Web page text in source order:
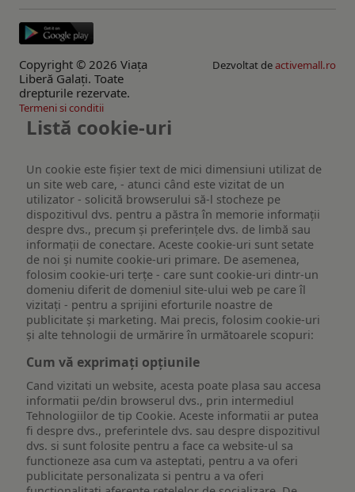
Copyright © 2026 Viaţa
Liberă Galaţi. Toate
drepturile rezervate.
Dezvoltat deactivemall.ro
Termeni si conditii
Listă cookie-uri
Un cookie este fişier text de mici dimensiuni utilizat de
un site web care, - atunci când este vizitat de un
utilizator - solicită browserului să-l stocheze pe
dispozitivul dvs. pentru a păstra în memorie informații
despre dvs., precum și preferințele dvs. de limbă sau
informații de conectare. Aceste cookie-uri sunt setate
de noi și numite cookie-uri primare. De asemenea,
folosim cookie-uri terțe - care sunt cookie-uri dintr-un
domeniu diferit de domeniul site-ului web pe care îl
vizitați - pentru a sprijini eforturile noastre de
publicitate și marketing. Mai precis, folosim cookie-uri
și alte tehnologii de urmărire în următoarele scopuri:
Cum vă exprimați opțiunile
Cand vizitati un website, acesta poate plasa sau accesa
informatii pe/din browserul dvs., prin intermediul
Tehnologiilor de tip Cookie. Aceste informatii ar putea
fi despre dvs., preferintele dvs. sau despre dispozitivul
dvs. si sunt folosite pentru a face ca website-ul sa
functioneze asa cum va asteptati, pentru a va oferi
publicitate personalizata si pentru a va oferi